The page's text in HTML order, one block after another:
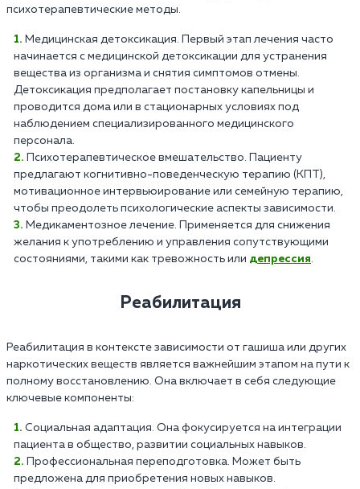
психотерапевтические методы.
Медицинская детоксикация. Первый этап лечения часто
начинается с медицинской детоксикации для устранения
вещества из организма и снятия симптомов отмены.
Детоксикация предполагает постановку капельницы и
проводится дома или в стационарных условиях под
наблюдением специализированного медицинского
персонала.
Психотерапевтическое вмешательство. Пациенту
предлагают когнитивно-поведенческую терапию (КПТ),
мотивационное интервьюирование или семейную терапию,
чтобы преодолеть психологические аспекты зависимости.
Медикаментозное лечение. Применяется для снижения
желания к употреблению и управления сопутствующими
состояниями, такими как тревожность или депрессия.
Реабилитация
Реабилитация в контексте зависимости от гашиша или других
наркотических веществ является важнейшим этапом на пути к
полному восстановлению. Она включает в себя следующие
ключевые компоненты:
Социальная адаптация. Она фокусируется на интеграции
пациента в общество, развитии социальных навыков.
Профессиональная переподготовка. Может быть
предложена для приобретения новых навыков.